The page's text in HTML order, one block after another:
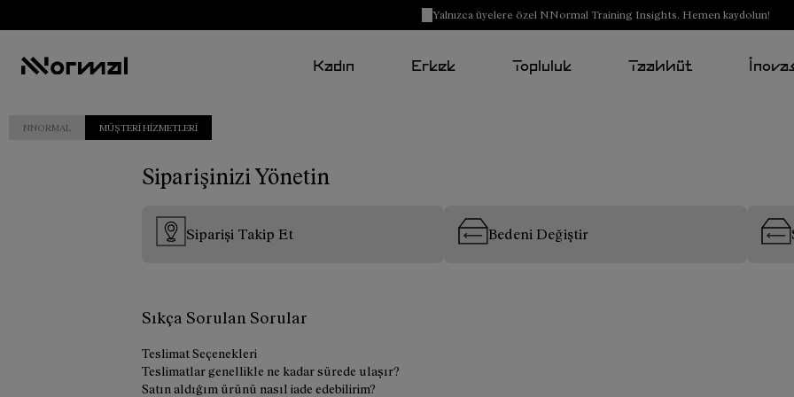
Yalnızca üyelere özel NNormal Training Insights. Hemen kaydolun!
Kadın Erkek Topluluk Taahhüt
NNORMAL MÜŞTERI HIZMETLERI
Siparişinizi Yönetin
Siparişi Takip Et Bedeni Değiştir
Sıkça Sorulan Sorular
Teslimat Seçenekleri
Teslimatlar genellikle ne kadar sürede ulaşır?
Satın aldığım ürünü nasıl iade edebilirim?